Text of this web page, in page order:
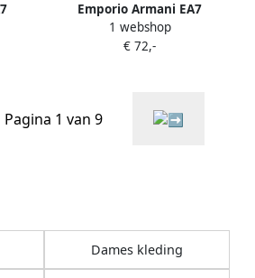
Emporio Armani EA7
Harembroek
7W000924AF21585
1 webshop
€ 72,-
Pagina 1 van 9
Dames kleding